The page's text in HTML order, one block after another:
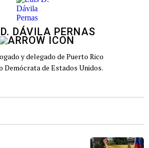
DÁVILA PERNAS
y delegado de Puerto Rico
Demócrata de Estados Unidos.